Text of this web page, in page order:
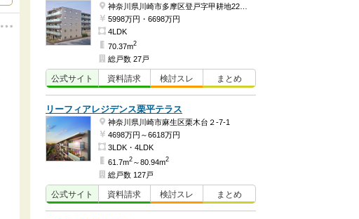
5998万円・6698万円
4LDK
70.37m2
総戸数 27戸
公式サイト 資料請求 検討スレ まとめ
リーフィアレジデンス栗平テラス
神奈川県川崎市麻生区栗木台２-7-1
4698万円～6618万円
3LDK・4LDK
61.7m2 ～80.94m2
総戸数 127戸
公式サイト 資料請求 検討スレ まとめ